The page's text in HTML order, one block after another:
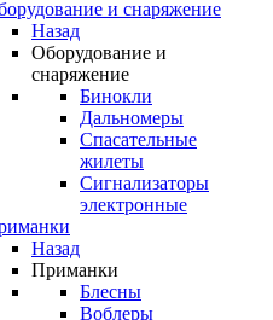
и снаряжение
Назад
Оборудование и
снаряжение
Бинокли
Дальномеры
Спасательные
жилеты
Сигнализаторы
электронные
Назад
Приманки
Блесны
Воблеры